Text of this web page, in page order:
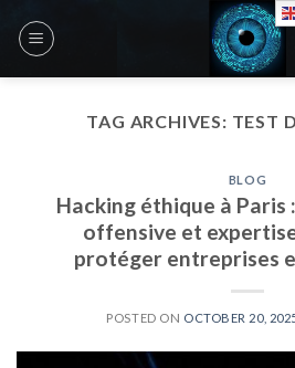
TAG ARCHIVES: TEST
BLOG
Hacking éthique à Paris
offensive et
protéger entreprises
POSTED ON OCTOBER 20,